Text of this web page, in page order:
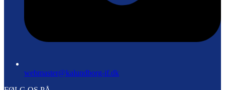
webmaster@kalundborg-if.dk